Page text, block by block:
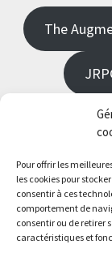
Pour offrir les
les cookies pour
consentir à ces
comportement de
consentir ou de retirer
caractéristiques et
The
Saisissez votre adresse e-mail…